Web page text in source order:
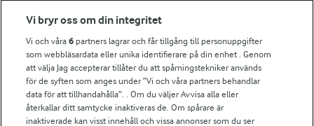
Fler Arlasajter
För ägare
Arlas kundportal
Arla.com
Falbygdens Ost
Arla webbshop
Vi bryr oss om din integritet
Vi och våra6 partners lagrar och får tillgång till personuppgifter
som webbläsardata eller unika identifierare på din enhet . Genom
att välja Jag accepterar tillåter du att spårningstekniker används
för de syften som anges under ”Vi och våra partners behandlar
data för att tillhandahålla”. . Om du väljer Avvisa alla eller
återkallar ditt samtycke inaktiveras de. Om spårare är
inaktiverade kan visst innehåll och vissa annonser som du ser